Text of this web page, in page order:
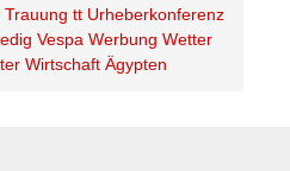
Trauung tt Urheberkonferenz
Vespa Werbung Wetter
Wirtschaft Ägypten